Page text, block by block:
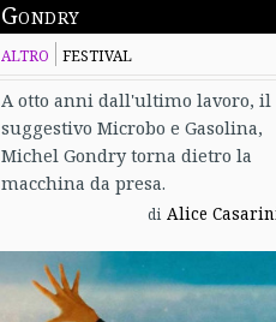
Gondry
ALTRO FESTIVAL
A otto anni dall'ultimo lavoro, il
suggestivo Microbo e Gasolina,
Michel Gondry torna dietro la
macchina da presa.
di Alice